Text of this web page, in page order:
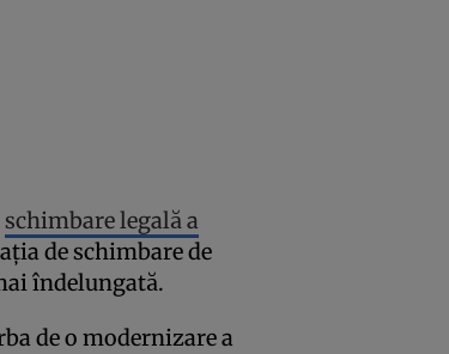
schimbare legală a
de schimbare de
îndelungată.
de o modernizare a